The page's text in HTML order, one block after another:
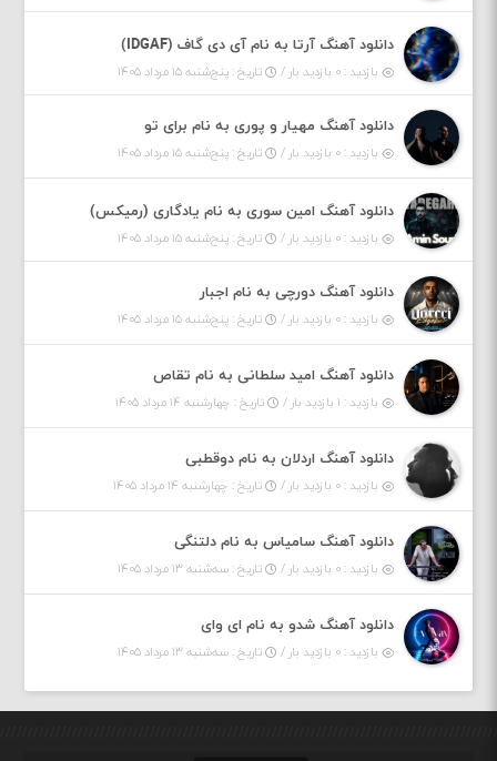
دانلود آهنگ آرتا به نام آی دی گاف (IDGAF)
بازدید : ۰ بازدید بار / تاریخ : پنج‌شنبه ۱۵ مرداد ۱۴۰۵
دانلود آهنگ مهیار و پوری به نام برای تو
بازدید : ۰ بازدید بار / تاریخ : پنج‌شنبه ۱۵ مرداد ۱۴۰۵
دانلود آهنگ امین سوری به نام یادگاری (رمیکس)
بازدید : ۰ بازدید بار / تاریخ : پنج‌شنبه ۱۵ مرداد ۱۴۰۵
دانلود آهنگ دورچی به نام اجبار
بازدید : ۰ بازدید بار / تاریخ : پنج‌شنبه ۱۵ مرداد ۱۴۰۵
دانلود آهنگ امید سلطانی به نام تقاص
بازدید : ۱ بازدید بار / تاریخ : چهارشنبه ۱۴ مرداد ۱۴۰۵
دانلود آهنگ اردلان به نام دوقطبی
بازدید : ۰ بازدید بار / تاریخ : چهارشنبه ۱۴ مرداد ۱۴۰۵
دانلود آهنگ سامیاس به نام دلتنگی
بازدید : ۰ بازدید بار / تاریخ : سه‌شنبه ۱۳ مرداد ۱۴۰۵
دانلود آهنگ شدو به نام ای وای
بازدید : ۰ بازدید بار / تاریخ : سه‌شنبه ۱۳ مرداد ۱۴۰۵